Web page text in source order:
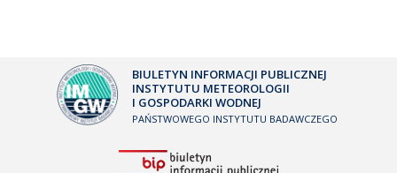
BIULETYN INFORMACJI PUBLICZNEJ
INSTYTUTU METEOROLOGII
I GOSPODARKI WODNEJ
PAŃSTWOWEGO INSTYTUTU BADAWCZEGO